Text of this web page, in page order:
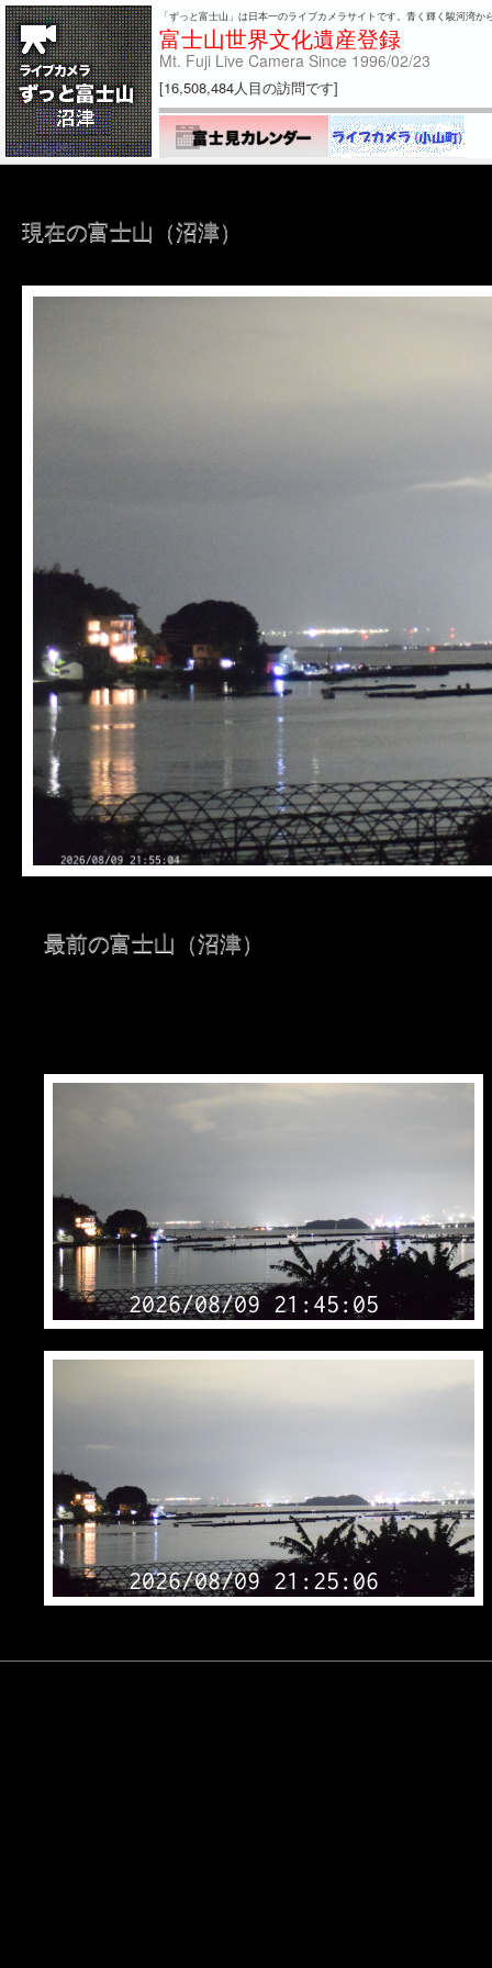
「ずっと富士山」は日本一のライブカメラサイトです。青く輝く駿河湾
富士山世界文化遺産登録
Mt. Fuji Live Camera Since 1996/02/23
[16,508,484人目の訪問です]
現在の富士山（沼津）
最前の富士山（沼津）